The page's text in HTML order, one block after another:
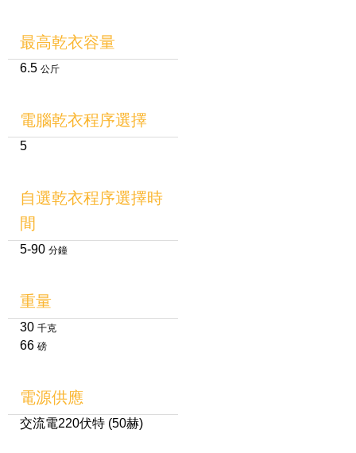
最高乾衣容量
6.5 公斤
電腦乾衣程序選擇
5
自選乾衣程序選擇時
間
5-90 分鐘
重量
30 千克
66 磅
電源供應
交流電220伏特 (50赫)